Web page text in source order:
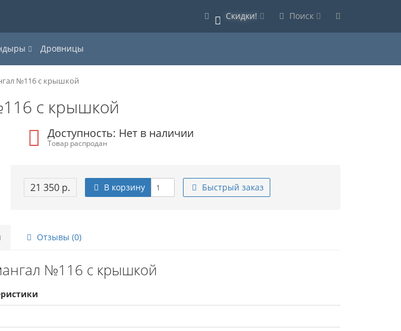
0 Скидки! Поиск
Дровницы
№116 с крышкой
с крышкой
Доступность: Нет в наличии
Товар распродан
21 350 р. В корзину Быстрый заказ
Отзывы (0)
№116 с крышкой